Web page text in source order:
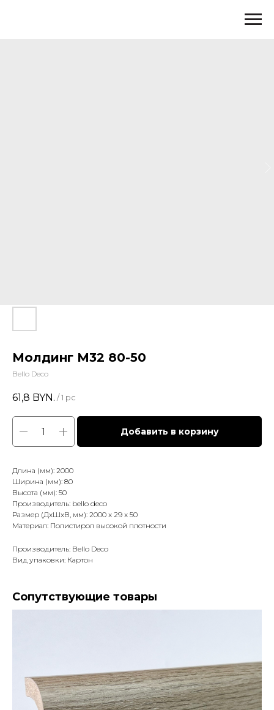
Молдинг М32 80-50
Bello Deco
61,8 BYN. / 1 pc
Добавить в корзину
Длина (мм): 2000
Ширина (мм): 80
Высота (мм): 50
Производитель: bello deco
Размер (ДхШхВ, мм): 2000 x 29 x 50
Материал: Полистирол высокой плотности
Производитель: Bello Deco
Вид упаковки: Картон
Сопутствующие товары